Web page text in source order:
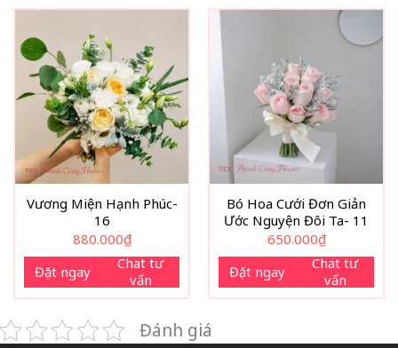
Vương Miện Hạnh Phúc-
16
880.000₫
Đặt ngay
Chat tư
vấn
Bó Hoa Cưới Đơn Giản
Ước Nguyện Đôi Ta- 11
650.000₫
Đặt ngay
Chat tư
vấn
Đánh giá